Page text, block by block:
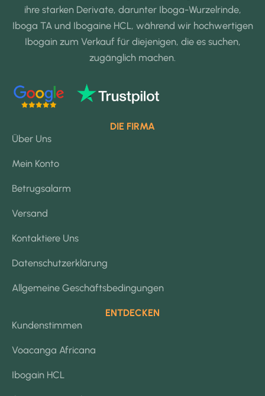
ihre starken Derivate, darunter Iboga-Wurzelrinde,
Iboga TA und Ibogaine HCL, während wir hochwertigen
Ibogain zum Verkauf für diejenigen, die es suchen,
zugänglich machen.
DIE FIRMA
Über Uns
Mein Konto
Betrugsalarm
Versand
Kontaktiere Uns
Datenschutzerklärung
Allgemeine Geschäftsbedingungen
ENTDECKEN
Kundenstimmen
Voacanga Africana
Ibogain HCL